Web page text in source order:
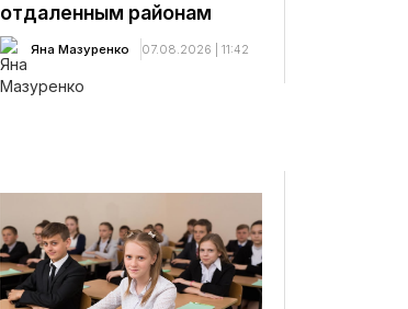
отдаленным районам
Яна Мазуренко 07.08.2026 | 11:42